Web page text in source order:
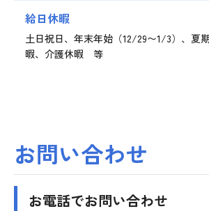
給日休暇
土日祝日、年末年始（12/29〜1/3）、夏
暇、介護休暇 等
お問い合わせ
お電話でお問い合わせ